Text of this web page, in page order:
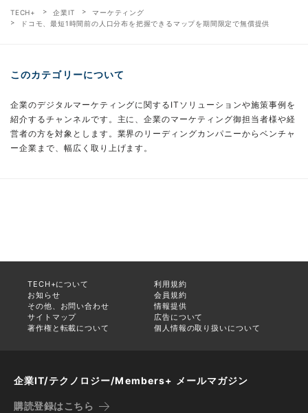
TECH+ 企業IT
マーケティング
ドコモ、最短1時間前の人口分布を把握できるマップを期間限定で無償提供
このカテゴリーについて
企業のデジタルマーケティングに関するITソリューションや施策事例を
紹介するチャンネルです。主に、企業のマーケティング御担当者様や経
営者の方を対象とします。業界のリーディングカンパニーからベンチャ
ー企業まで、幅広く取り上げます。
TECH+について
利用規約
お知らせ
会員規約
その他、お問い合わせ
情報提供
サイトマップ
広告について
著作権と転載について
個人情報の取り扱いについて
企業IT/テクノロジー/Members+ メールマガジン
購読登録はこちら